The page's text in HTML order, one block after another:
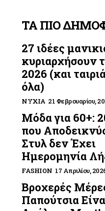
ΤΑ ΠΙΟ
27 ιδέες
κυριαρχήσουν
2026 (και
όλα)
ΝΎΧΙΑ 21 Φεβρουαρίου,
Μόδα για 60+:
που
Στυλ δεν Έχει
Ημερομηνία
FASHION 17 Απριλίου,
Βροχερές
Παπούτσια